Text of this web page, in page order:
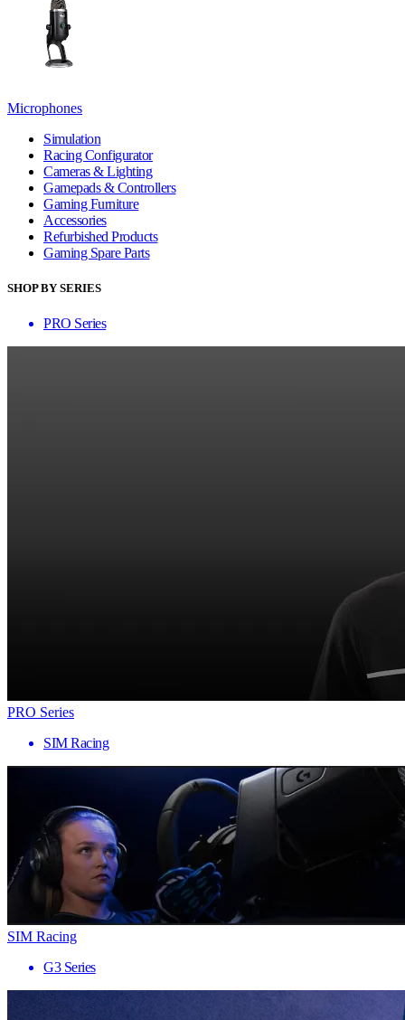
Microphones
Simulation
Racing Configurator
Cameras & Lighting
Gamepads & Controllers
Gaming Furniture
Accessories
Refurbished Products
Gaming Spare Parts
SHOP BY SERIES
PRO Series
PRO Series
SIM Racing
SIM Racing
G3 Series